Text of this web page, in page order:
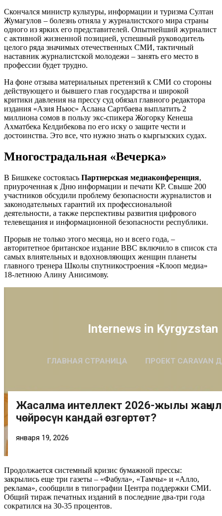
Скончался министр культуры, информации и туризма Султан
Жумагулов – болезнь отняла у журналистского мира страны
одного из ярких его представителей. Опытнейший журналист
с активной жизненной позицией, успешный руководитель
целого ряда значимых отечественных СМИ, тактичный
наставник журналистской молодежи – занять его место в
профессии будет трудно.
На фоне отзыва материальных претензий к СМИ со стороны
действующего и бывшего глав государства и широкой
критики давления на прессу суд обязал главного редактора
издания «Азия Ньюс» Аслана Сартбаева выплатить 2
миллиона сомов в пользу экс-спикера Жогорку Кенеша
Ахматбека Келдибекова по его иску о защите чести и
достоинства. Это все, что нужно знать о кыргызских судах.
Многострадальная «Вечерка»
В Бишкеке состоялась Партнерская медиаконференция,
приуроченная к Дню информации и печати КР. Свыше 200
участников обсудили проблему безопасности журналистов и
законодательных гарантий их профессиональной
деятельности, а также перспективы развития цифрового
телевещания и информационной безопасности республики.
Прорыв не только этого месяца, но и всего года, –
авторитетное британское издание ВВС включило в список ста
самых влиятельных и вдохновляющих женщин планеты
главного тренера Школы спутникостроения «Клооп медиа»
18-летнюю Алину Анисимову.
Продолжается системный кризис бумажной прессы:
закрылись еще три газеты – «Фабула», «Тамчы» и «Алло,
реклама», сообщили в типографии Центра поддержки СМИ.
Общий тираж печатных изданий в последние два-три года
сократился на 30-35 процентов.